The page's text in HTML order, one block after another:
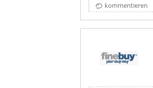
kommentieren